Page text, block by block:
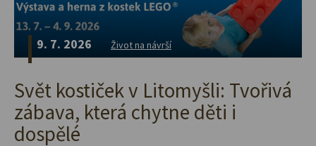
9. 7. 2026 Život na návrší
Svět kostiček v Litomyšli: Tvořivá
zábava, která chytne děti i
dospělé